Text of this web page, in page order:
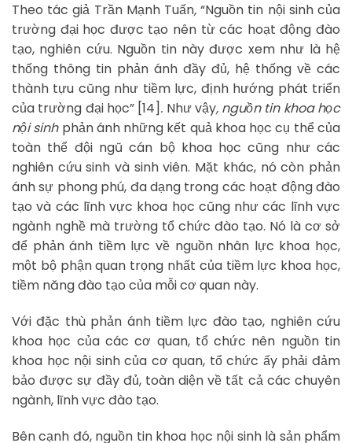
Theo tác giả Trần Mạnh Tuấn,“Nguồn tin nội sinh của
trường đại học được tạo nên từ các hoạt động đào
tạo, nghiên cứu. Nguồn tin này được xem như là hệ
thống thông tin phản ánh đầy đủ, hệ thống về các
thành tựu cũng như tiềm lực, định hướng phát triển
của trường đại học” [14]. Như vậy, nguồn tin khoa học
nội sinhphản ánh những kết quả khoa học cụ thể của
toàn thể đội ngũ cán bộ khoa học cũng như các
nghiên cứu sinh và sinh viên. Mặt khác, nó còn phản
ánh sự phong phú, đa dạng trong các hoạt động đào
tạo và các lĩnh vực khoa học cũng như các lĩnh vực
ngành nghề mà trường tổ chức đào tạo. Nó là cơ sở
để phản ánh tiềm lực về nguồn nhân lực khoa học,
một bộ phận quan trọng nhất của tiềm lực khoa học,
tiềm năng đào tạo của mỗi cơ quan này.
Với đặc thù phản ánh tiềm lực đào tạo, nghiên cứu
khoa học của các cơ quan, tổ chức nên nguồn tin
khoa học nội sinh của cơ quan, tổ chức ấy phải đảm
bảo được sự đầy đủ, toàn diện về tất cả các chuyên
ngành, lĩnh vực đào tạo.
Bên cạnh đó, nguồn tin khoa học nội sinh là sản phẩm